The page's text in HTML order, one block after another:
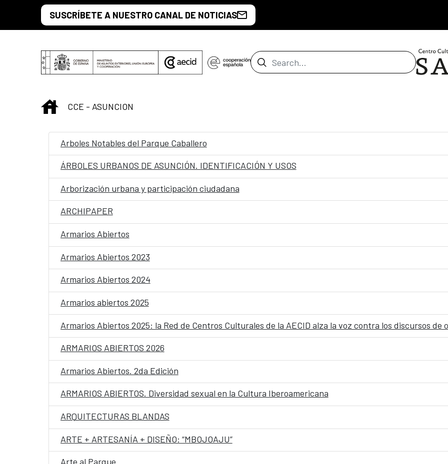
Skip to Main ContentSUSCRÍBETE A NUESTRO CANAL DE NOTICIAS
Search Bar
INICIO
CCE - ASUNCION
Arboles Notables del Parque Caballero
ÁRBOLES URBANOS DE ASUNCIÓN. IDENTIFICACIÓN Y USOS
Arborización urbana y participación ciudadana
ARCHIPAPER
Armarios Abiertos
Armarios Abiertos 2023
Armarios Abiertos 2024
Armarios abiertos 2025
Armarios Abiertos 2025: la Red de Centros Culturales de la AECID alza la voz contra los discursos de
ARMARIOS ABIERTOS 2026
Armarios Abiertos. 2da Edición
ARMARIOS ABIERTOS. Diversidad sexual en la Cultura Iberoamericana
ARQUITECTURAS BLANDAS
ARTE + ARTESANÍA + DISEÑO: “MBOJOAJU”
Arte al Parque